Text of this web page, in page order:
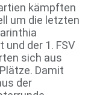
kämpften
um die letzten
der 1. FSV
sich aus
Damit
der